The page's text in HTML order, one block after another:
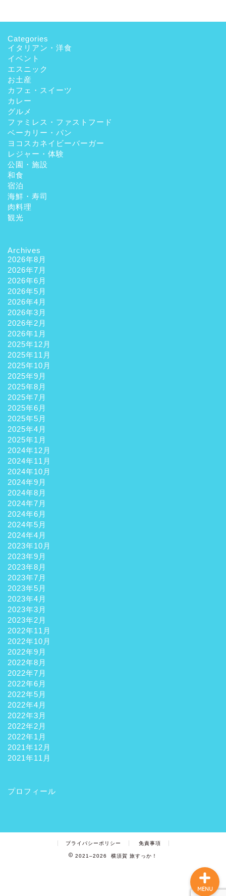
Categories
イタリアン・洋食
イベント
エスニック
お土産
カフェ・スイーツ
カレー
グルメ
ファミレス・ファストフード
ベーカリー・パン
ヨコスカネイビーバーガー
レジャー・体験
公園・施設
和食
宿泊
海鮮・寿司
肉料理
観光
Archives
2026年8月
2026年7月
2026年6月
2026年5月
2026年4月
2026年3月
2026年2月
2026年1月
2025年12月
2025年11月
2025年10月
2025年9月
2025年8月
2025年7月
2025年6月
2025年5月
2025年4月
2025年1月
2024年12月
2024年11月
2024年10月
2024年9月
2024年8月
2024年7月
2024年6月
2024年5月
2024年4月
2023年10月
2023年9月
2023年8月
2023年7月
2023年5月
2023年4月
2023年3月
2023年2月
2022年11月
2022年10月
2022年9月
2022年8月
2022年7月
2022年6月
2022年5月
2022年4月
2022年3月
2022年2月
2022年1月
2021年12月
2021年11月
プロフィール
プライバシーポリシー 免責事項
2021–2026 横須賀 旅すっか！
MENU